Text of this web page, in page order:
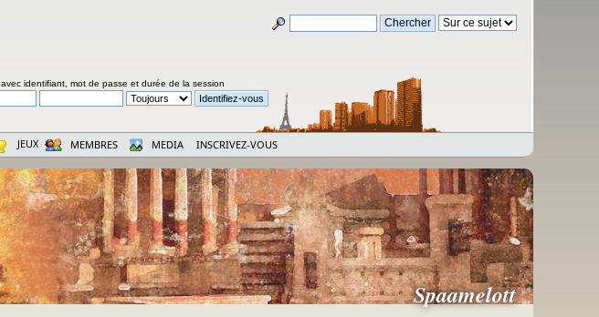
identifiant, mot de passe et durée de la session
JEUX MEMBRES MEDIA INSCRIVEZ-VOUS
Spaamelott